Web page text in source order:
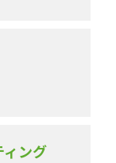
ィング